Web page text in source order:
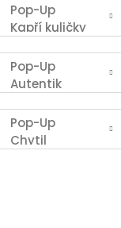
Pop-Up
Kapří kuličky
Pop-Up
Autentik
Pop-Up
Chytil